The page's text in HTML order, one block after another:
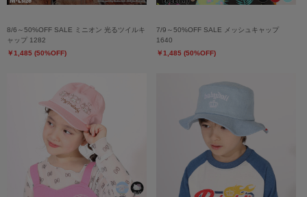
8/6～50%OFF SALE ミニオン 光るツイルキ
ャップ 1282
￥1,485 (50%OFF)
7/9～50%OFF SALE メッシュキャップ
1640
￥1,485 (50%OFF)